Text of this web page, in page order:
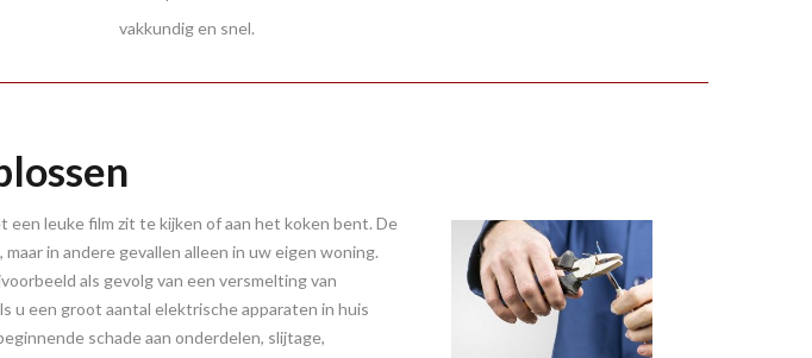
vakkundig en snel.
leuke film zit te kijken of aan het koken bent. De
in andere gevallen alleen in uw eigen woning.
als gevolg van een versmelting van
u een groot aantal elektrische apparaten in huis
schade aan onderdelen, slijtage,